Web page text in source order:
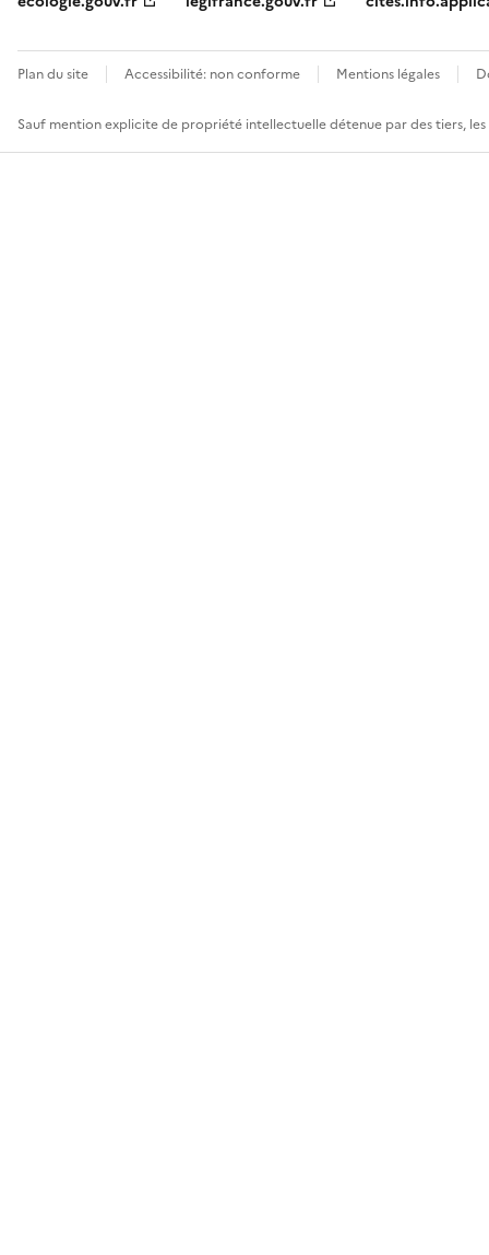
Plan du site Accessibilité: non conforme Mentions légales
Sauf mention explicite de propriété intellectuelle détenue par des tiers,